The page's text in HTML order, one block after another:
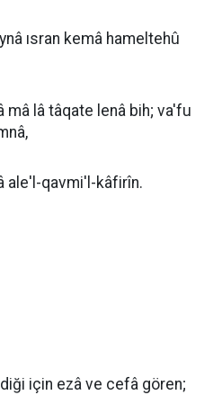
ısran kemâ hameltehû
mâ lâ tâqate lenâ bih; va'fu
ale'l-qavmi'l-kâfirîn.
için ezâ ve cefâ gören;